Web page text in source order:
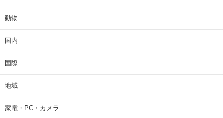
動物
国内
国際
地域
家電・PC・カメラ